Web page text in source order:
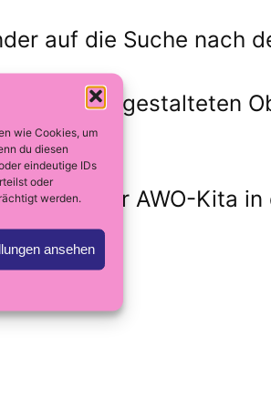
wie Cookies, um
du diesen
eindeutige IDs
oder
werden.
ansehen
auf die Suche nach
und selbst gestalteten
der AWO-Kita in